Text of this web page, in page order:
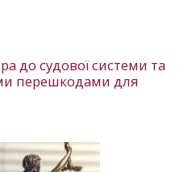
до судової системи та
перешкодами для